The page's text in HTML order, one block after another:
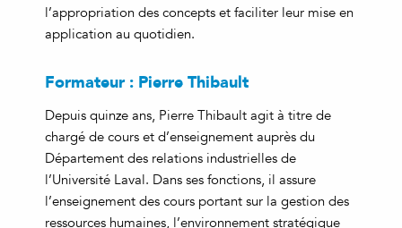
l’appropriation des concepts et faciliter leur mise en
application au quotidien.
Formateur : Pierre Thibault
Depuis quinze ans, Pierre Thibault agit à titre de
chargé de cours et d’enseignement auprès du
Département des relations industrielles de
l’Université Laval. Dans ses fonctions, il assure
l’enseignement des cours portant sur la gestion des
ressources humaines, l’environnement stratégique